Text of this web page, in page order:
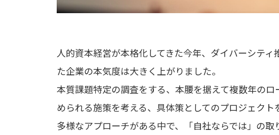
人的資本経営が本格化してきた今年、ダイバーシテ
た企業の本気度は大きく上がりました。
本質課題特定の調査をする、本腰を据えて複数年の
められる施策を考える、具体策としてのプロジェク
多様なアプローチがある中で、「自社ならでは」の